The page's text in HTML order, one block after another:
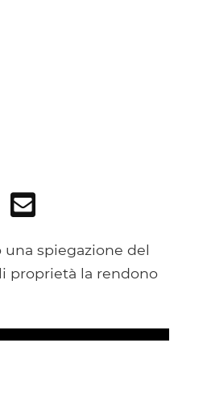
spiegazione del
proprietà la rendono